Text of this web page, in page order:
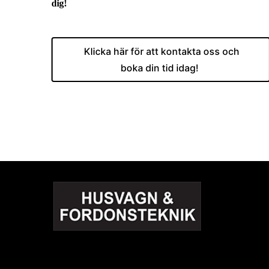
dig!
Klicka här för att kontakta oss och
boka din tid idag!